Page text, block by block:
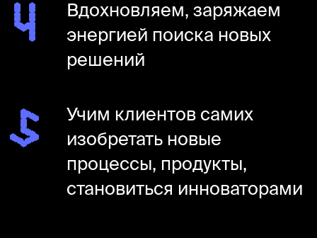
Подробнее
Стратегические
сессии и спринты
Предлагаем комплексный подход
по разработке бренда, продукта или